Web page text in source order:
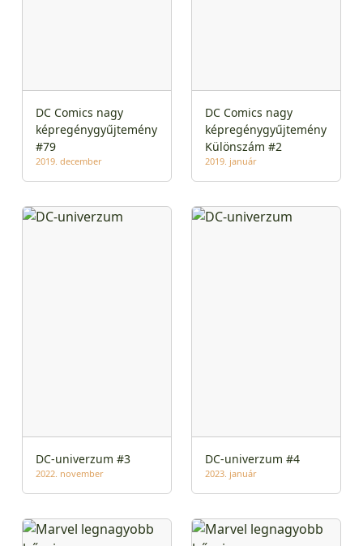
DC Comics nagy
képregénygyűjtemény
#79
2019. december
DC Comics nagy
képregénygyűjtemény
Különszám #2
2019. január
DC-univerzum #3
2022. november
DC-univerzum #4
2023. január